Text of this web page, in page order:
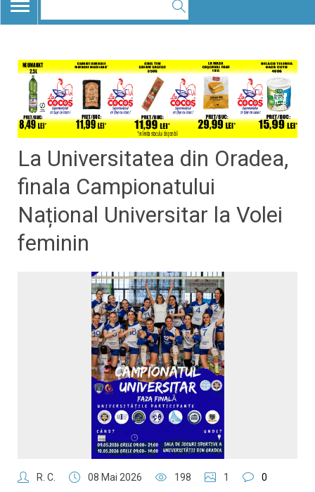
TOGGLE
NAVIGATION
La Universitatea din Oradea,
finala Campionatului
Național Universitar la Volei
feminin
R. C. 08 Mai 2026 198 1
0